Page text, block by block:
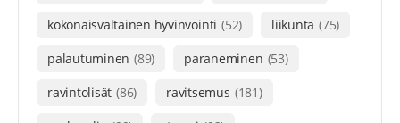
kokonaisvaltainen hyvinvointi (52) liikunta (75)
palautuminen (89) paraneminen (53)
ravintolisät (86) ravitsemus (181)